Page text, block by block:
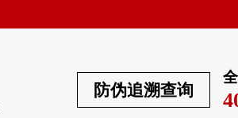
防伪追溯查询